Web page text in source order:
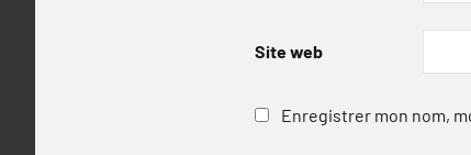
Site web
Enregistrer mon nom,